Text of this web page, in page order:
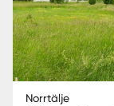
Norrtälje